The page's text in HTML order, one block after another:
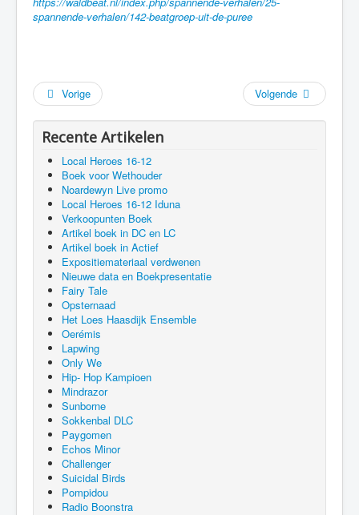
spannende-verhalen/142-beatgroep-uit-de-puree
Vorige Volgende
Recente Artikelen
Local Heroes 16-12
Boek voor Wethouder
Noardewyn Live promo
Local Heroes 16-12 Iduna
Verkoopunten Boek
Artikel boek in DC en LC
Artikel boek in Actief
Expositiemateriaal verdwenen
Nieuwe data en Boekpresentatie
Fairy Tale
Opsternaad
Het Loes Haasdijk Ensemble
Oerémis
Lapwing
Only We
Hip- Hop Kampioen
Mindrazor
Sunborne
Sokkenbal DLC
Paygomen
Echos Minor
Challenger
Suicidal Birds
Pompidou
Radio Boonstra